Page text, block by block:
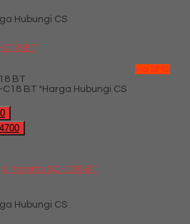
Hubungi CS
via SMS
BT
*Harga Hubungi CS
Importa SC-C18 BT
Hubungi CS